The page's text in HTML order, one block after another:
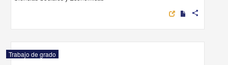
share
Trabajo de grado